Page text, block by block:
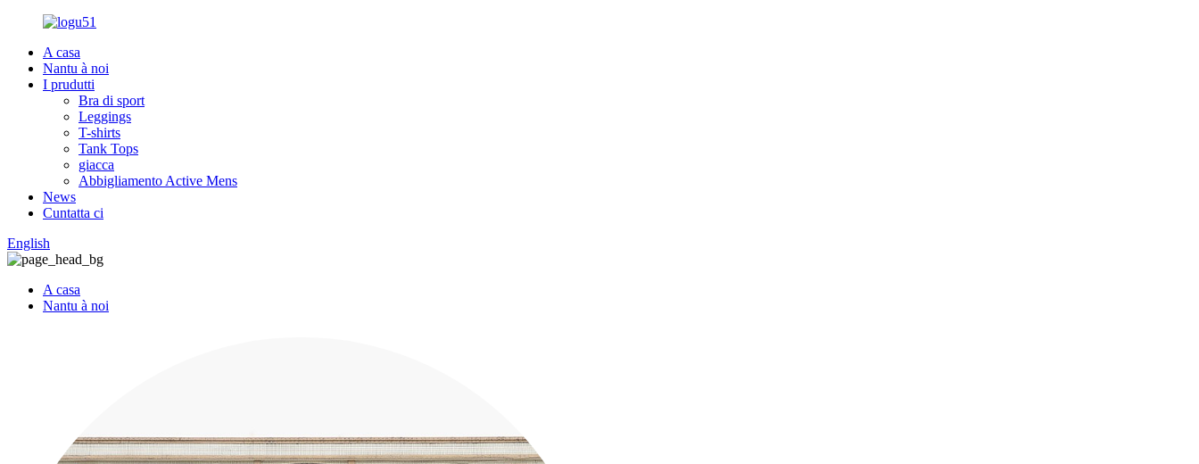
A casa
Nantu à noi
I prudutti
Bra di sport
Leggings
T-shirts
Tank Tops
giacca
Abbigliamento Active Mens
News
Cuntatta ci
English
A casa
Nantu à noi